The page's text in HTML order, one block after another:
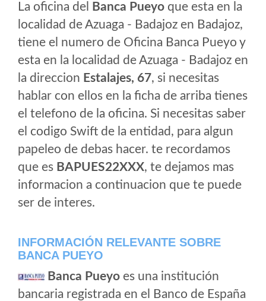
La oficina del Banca Pueyo que esta en la
localidad de Azuaga - Badajoz en Badajoz,
tiene el numero de Oficina Banca Pueyo y
esta en la localidad de Azuaga - Badajoz en
la direccion Estalajes, 67, si necesitas
hablar con ellos en la ficha de arriba tienes
el telefono de la oficina. Si necesitas saber
el codigo Swift de la entidad, para algun
papeleo de debas hacer. te recordamos
que es BAPUES22XXX, te dejamos mas
informacion a continuacion que te puede
ser de interes.
INFORMACIÓN RELEVANTE SOBRE
BANCA PUEYO
Banca Pueyo es una institución
bancaria registrada en el Banco de España